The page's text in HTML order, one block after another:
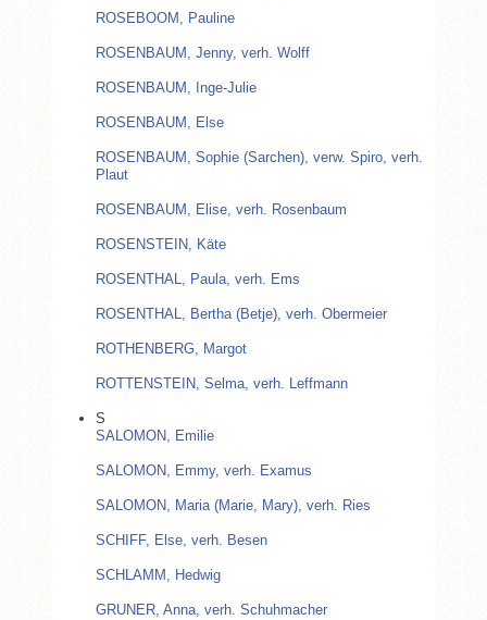
ROSEBOOM, Pauline
ROSENBAUM, Jenny, verh. Wolff
ROSENBAUM, Inge-Julie
ROSENBAUM, Else
ROSENBAUM, Sophie (Sarchen), verw. Spiro, verh.
Plaut
ROSENBAUM, Elise, verh. Rosenbaum
ROSENSTEIN, Käte
ROSENTHAL, Paula, verh. Ems
ROSENTHAL, Bertha (Betje), verh. Obermeier
ROTHENBERG, Margot
ROTTENSTEIN, Selma, verh. Leffmann
S
SALOMON, Emilie
SALOMON, Emmy, verh. Examus
SALOMON, Maria (Marie, Mary), verh. Ries
SCHIFF, Else, verh. Besen
SCHLAMM, Hedwig
GRUNER, Anna, verh. Schuhmacher